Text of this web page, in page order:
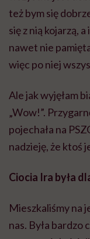
też bym się
się z nią kojarzą,
nawet nie
więc po niej
Ale jak wyjęłam
„Wow!”.
pojechała na
nadzieję, że ktoś
Ciocia Ira była
Mieszkaliśmy na
nas. Była bardzo